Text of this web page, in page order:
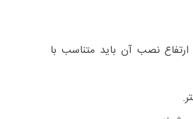
نصب آن باید متناسب با